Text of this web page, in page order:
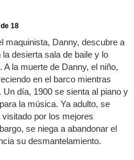
18
maquinista, Danny, descubre a
desierta sala de baile y lo
A la muerte de Danny, el niño,
en el barco mientras
día, 1900 se sienta al piano y
la música. Ya adulto, se
por los mejores
se niega a abandonar el
su desmantelamiento.